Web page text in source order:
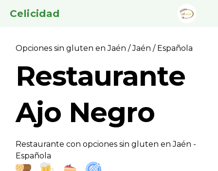
Celicidad
Opciones sin gluten en Jaén /Jaén / Española
Restaurante
Ajo Negro
Restaurante con opciones sin gluten en Jaén -
Española